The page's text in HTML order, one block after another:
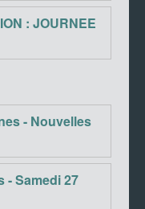
: JOURNEE
- Nouvelles
- Samedi 27